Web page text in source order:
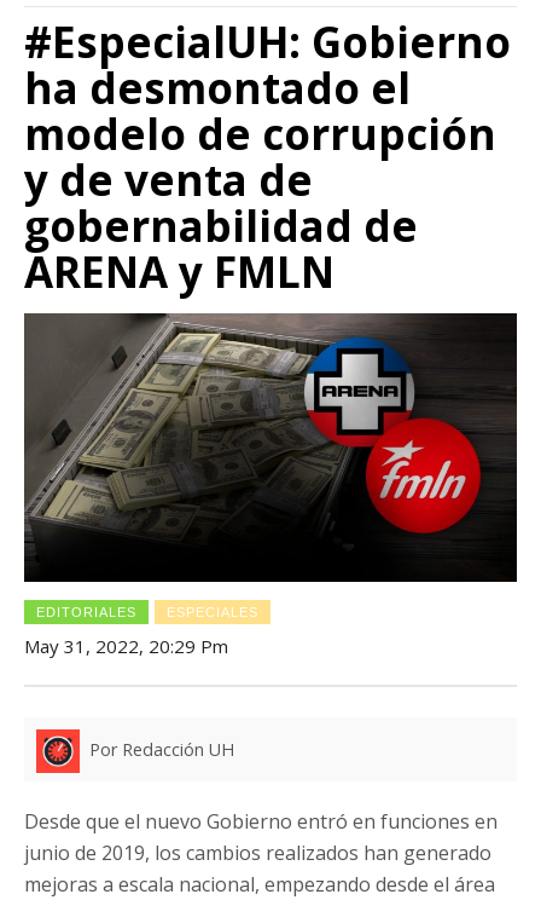
#EspecialUH: Gobierno
ha desmontado el
modelo de corrupción
y de venta de
gobernabilidad de
ARENA y FMLN
EDITORIALES ESPECIALES
May 31, 2022, 20:29 Pm
Por Redacción UH
Desde que el nuevo Gobierno entró en funciones en
junio de 2019, los cambios realizados han generado
mejoras a escala nacional, empezando desde el área